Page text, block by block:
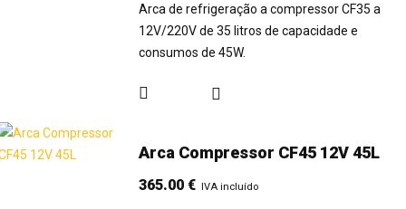
Arca de refrigeração a compressor CF35 a
12V/220V de 35 litros de capacidade e
consumos de 45W.
Arca Compressor CF45 12V 45L
365.00€ IVA incluído